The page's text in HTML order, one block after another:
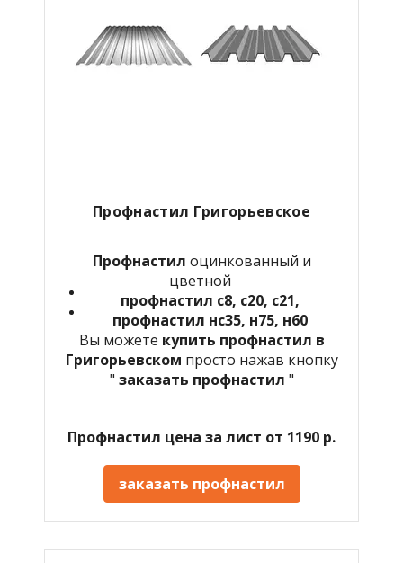
Профнастил Григорьевское
Профнастил оцинкованный и
цветной
профнастил с8, с20, с21,
профнастил нс35, н75, н60
Вы можете купить профнастил в
Григорьевском просто нажав кнопку
" заказать профнастил "
Профнастил цена за лист от 1190 р.
заказать профнастил